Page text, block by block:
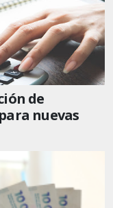
de
nuevas